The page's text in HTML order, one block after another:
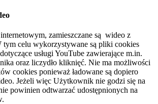
zamieszczane są wideo z
tym celu wykorzystywane są pliki cookies
usługi YouTube zawierające m.in.
oraz liczydło kliknięć. Nie ma możliwości
cookies ponieważ ładowane są dopiero
Jeżeli więc Użytkownik nie godzi się na
powinien odtwarzać udostępnionych na